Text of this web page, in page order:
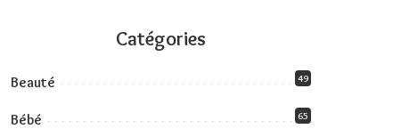
Catégories
Beauté 49
Bébé 65